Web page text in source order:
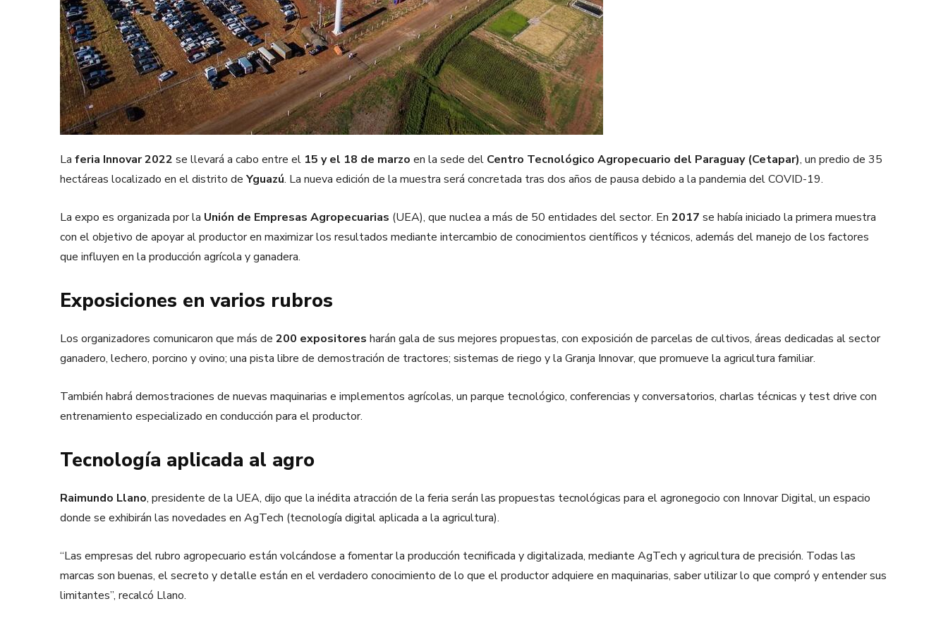
La feria Innovar 2022 se llevará a cabo entre el 15 y el 18 de marzo en la sede del Centro Tecnológico Agropecuario del Paraguay (Cetapar), un predio de 35
hectáreas localizado en el distrito de Yguazú. La nueva edición de la muestra será concretada tras dos años de pausa debido a la pandemia del COVID-19.
La expo es organizada por la Unión de Empresas Agropecuarias (UEA), que nuclea a más de 50 entidades del sector. En 2017 se había iniciado la primera muestra
con el objetivo de apoyar al productor en maximizar los resultados mediante intercambio de conocimientos científicos y técnicos, además del manejo de los factores
que influyen en la producción agrícola y ganadera.
Exposiciones en varios rubros
Los organizadores comunicaron que más de 200 expositores harán gala de sus mejores propuestas, con exposición de parcelas de cultivos, áreas dedicadas al sector
ganadero, lechero, porcino y ovino; una pista libre de demostración de tractores; sistemas de riego y la Granja Innovar, que promueve la agricultura familiar.
También habrá demostraciones de nuevas maquinarias e implementos agrícolas, un parque tecnológico, conferencias y conversatorios, charlas técnicas y test drive con
entrenamiento especializado en conducción para el productor.
Tecnología aplicada al agro
Raimundo Llano, presidente de la UEA, dijo que la inédita atracción de la feria serán las propuestas tecnológicas para el agronegocio con Innovar Digital, un espacio
donde se exhibirán las novedades en AgTech (tecnología digital aplicada a la agricultura).
“Las empresas del rubro agropecuario están volcándose a fomentar la producción tecnificada y digitalizada, mediante AgTech y agricultura de precisión. Todas las
marcas son buenas, el secreto y detalle están en el verdadero conocimiento de lo que el productor adquiere en maquinarias, saber utilizar lo que compró y entender sus
limitantes”, recalcó Llano.